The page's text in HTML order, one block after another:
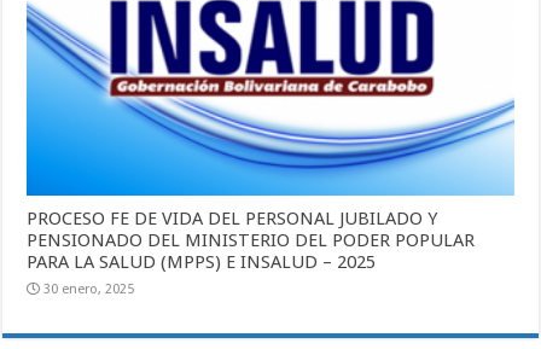
PROCESO FE DE VIDA DEL PERSONAL JUBILADO Y
PENSIONADO DEL MINISTERIO DEL PODER POPULAR
PARA LA SALUD (MPPS) E INSALUD – 2025
30 enero, 2025